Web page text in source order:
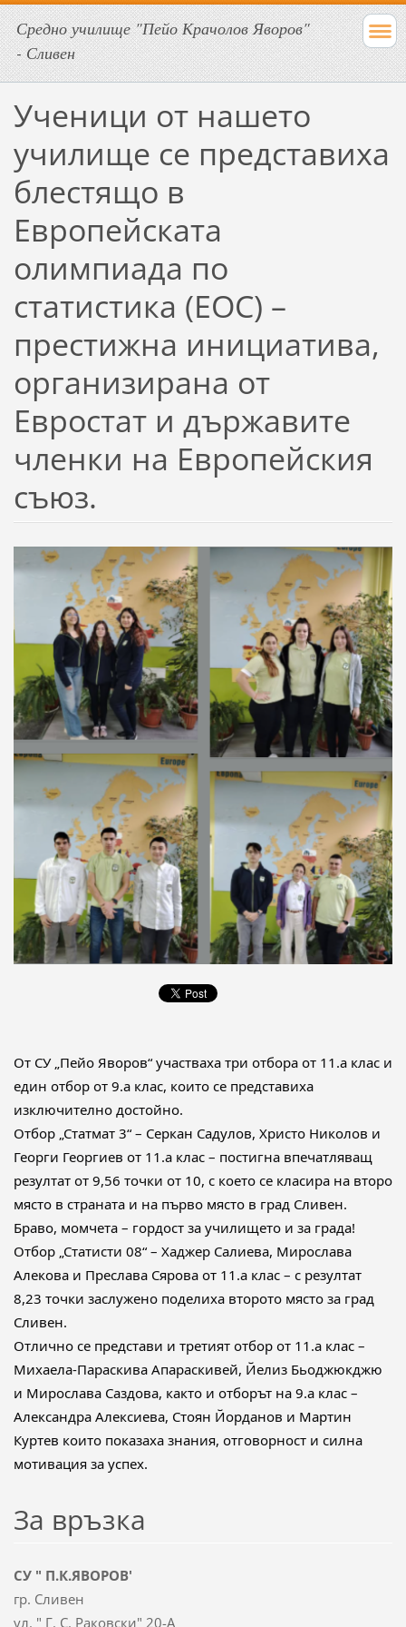
Средно училище "Пейо Крачолов Яворов"
- Сливен
Ученици от нашето
училище се представиха
блестящо в
Европейската
олимпиада по
статистика (ЕОС) –
престижна инициатива,
организирана от
Евростат и държавите
членки на Европейския
съюз.
От СУ „Пейо Яворов“ участваха три отбора от 11.а клас и
един отбор от 9.а клас, които се представиха
изключително достойно.
Отбор „Статмат 3“ – Серкан Садулов, Христо Николов и
Георги Георгиев от 11.а клас – постигна впечатляващ
резултат от 9,56 точки от 10, с което се класира на второ
място в страната и на първо място в град Сливен.
Браво, момчета – гордост за училището и за града!
Отбор „Статисти 08“ – Хаджер Салиева, Мирослава
Алекова и Преслава Сярова от 11.а клас – с резултат
8,23 точки заслужено поделиха второто място за град
Сливен.
Отлично се представи и третият отбор от 11.а клас –
Михаела-Параскива Апараскивей, Йелиз Бьоджюкджю
и Мирослава Саздова, както и отборът на 9.а клас –
Александра Алексиева, Стоян Йорданов и Мартин
Куртев които показаха знания, отговорност и силна
мотивация за успех.
За връзка
СУ " П.К.ЯВОРОВ'
гр. Сливен
ул. " Г. С. Раковски" 20-А